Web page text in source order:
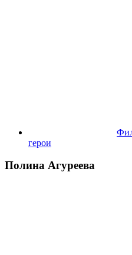
герои
Полина Агуреева